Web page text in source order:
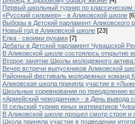
Первый школьный турнир по
«Русский силомер» - в Аликовской школе
Выборы в Детский парламент Аликовского
Новый год в Аликовской школе [23]
Елка - своими руками [7]
Дебаты в Детский парламент Чувашской
В Аликовской школе состоялось открытие
Второе занятие Школы молодежного
Вечер встречи выпускников Аликовской
Районный фестиваль молодежных команд
Аликовская школа приняла участие в
Школьные соревнования по преодолению
«Армейский чемоданчик» - в День вывода
III сельский турнир юных математиков
В Аликовской школе прошел смотр строя и
Школа приняла участие в подведении